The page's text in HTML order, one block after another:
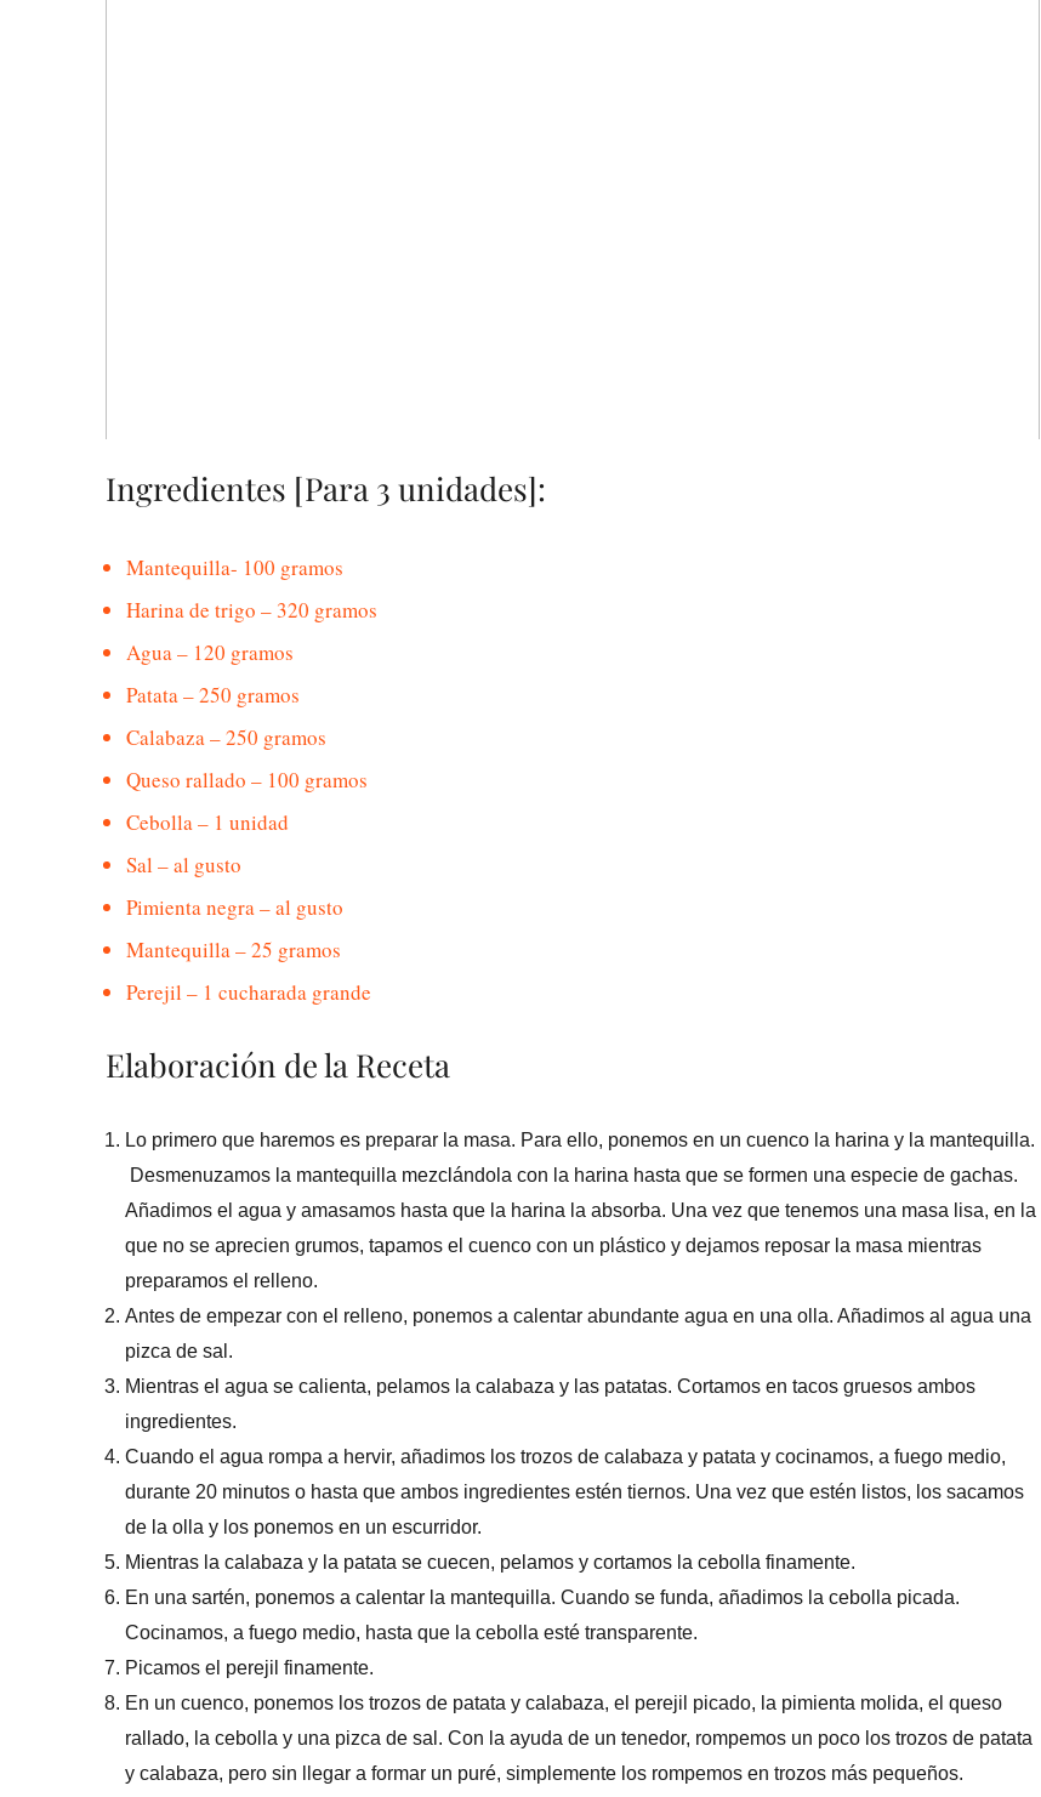
Ingredientes [Para 3 unidades]:
Mantequilla- 100 gramos
Harina de trigo – 320 gramos
Agua – 120 gramos
Patata – 250 gramos
Calabaza – 250 gramos
Queso rallado – 100 gramos
Cebolla – 1 unidad
Sal – al gusto
Pimienta negra – al gusto
Mantequilla – 25 gramos
Perejil – 1 cucharada grande
Elaboración de la Receta
Lo primero que haremos es preparar la masa. Para ello, ponemos en un cuenco la harina y la mantequilla.
Desmenuzamos la mantequilla mezclándola con la harina hasta que se formen una especie de gachas.
Añadimos el agua y amasamos hasta que la harina la absorba. Una vez que tenemos una masa lisa, en la
que no se aprecien grumos, tapamos el cuenco con un plástico y dejamos reposar la masa mientras
preparamos el relleno.
Antes de empezar con el relleno, ponemos a calentar abundante agua en una olla. Añadimos al agua una
pizca de sal.
Mientras el agua se calienta, pelamos la calabaza y las patatas. Cortamos en tacos gruesos ambos
ingredientes.
Cuando el agua rompa a hervir, añadimos los trozos de calabaza y patata y cocinamos, a fuego medio,
durante 20 minutos o hasta que ambos ingredientes estén tiernos. Una vez que estén listos, los sacamos
de la olla y los ponemos en un escurridor.
Mientras la calabaza y la patata se cuecen, pelamos y cortamos la cebolla finamente.
En una sartén, ponemos a calentar la mantequilla. Cuando se funda, añadimos la cebolla picada.
Cocinamos, a fuego medio, hasta que la cebolla esté transparente.
Picamos el perejil finamente.
En un cuenco, ponemos los trozos de patata y calabaza, el perejil picado, la pimienta molida, el queso
rallado, la cebolla y una pizca de sal. Con la ayuda de un tenedor, rompemos un poco los trozos de patata
y calabaza, pero sin llegar a formar un puré, simplemente los rompemos en trozos más pequeños.